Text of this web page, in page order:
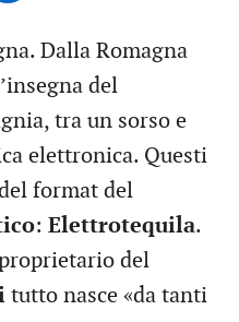
Dalla Romagna
del
tra un sorso e
elettronica. Questi
format del
: Elettrotequila.
del
tutto nasce «da tanti